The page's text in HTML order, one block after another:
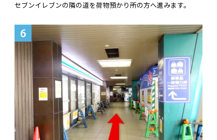
セブンイレブンの隣の道を荷物預かり所の方へ進みます。